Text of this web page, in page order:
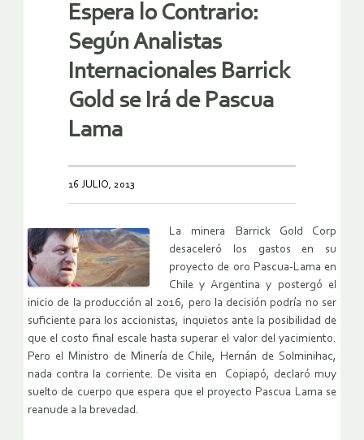
Espera lo Contrario:
Según Analistas
Internacionales Barrick
Gold se Irá de Pascua
Lama
16 JULIO, 2013
La minera Barrick Gold Corp
desaceleró los gastos en su
proyecto de oro Pascua-Lama en
Chile y Argentina y postergó el
inicio de la producción al 2016, pero la decisión podría no ser
suficiente para los accionistas, inquietos ante la posibilidad de
que el costo final escale hasta superar el valor del yacimiento.
Pero el Ministro de Minería de Chile, Hernán de Solminihac,
nada contra la corriente. De visita en Copiapó, declaró muy
suelto de cuerpo que espera que el proyecto Pascua Lama se
reanude a la brevedad.